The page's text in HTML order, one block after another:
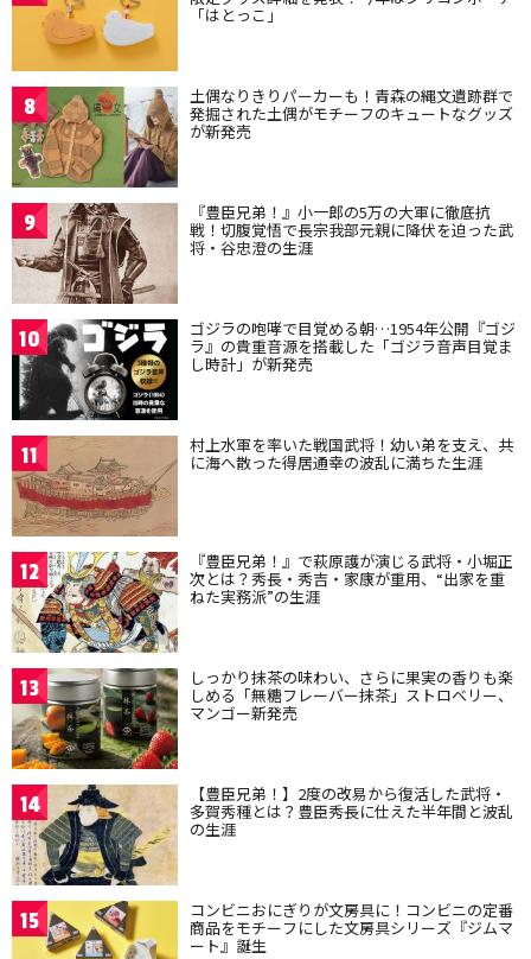
「はとっこ」
8 土偶なりきりパーカーも！青森の縄文遺跡群で
発掘された土偶がモチーフのキュートなグッズ
が新発売
9 『豊臣兄弟！』小一郎の5万の大軍に徹底抗
戦！切腹覚悟で長宗我部元親に降伏を迫った武
将・谷忠澄の生涯
10 ゴジラの咆哮で目覚める朝…1954年公開『ゴジ
ラ』の貴重音源を搭載した「ゴジラ音声目覚ま
し時計」が新発売
11 村上水軍を率いた戦国武将！幼い弟を支え、共
に海へ散った得居通幸の波乱に満ちた生涯
12 『豊臣兄弟！』で萩原護が演じる武将・小堀正
次とは？秀長・秀吉・家康が重用、“出家を重
ねた実務派”の生涯
13 しっかり抹茶の味わい、さらに果実の香りも楽
しめる「無糖フレーバー抹茶」ストロベリー、
マンゴー新発売
14 【豊臣兄弟！】2度の改易から復活した武将・
多賀秀種とは？豊臣秀長に仕えた半年間と波乱
の生涯
15 コンビニおにぎりが文房具に！コンビニの定番
商品をモチーフにした文房具シリーズ『ジムマ
ート』誕生